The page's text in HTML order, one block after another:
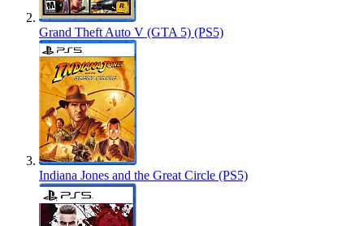
Grand Theft Auto V (GTA 5) (PS5)
Indiana Jones and the Great Circle (PS5)